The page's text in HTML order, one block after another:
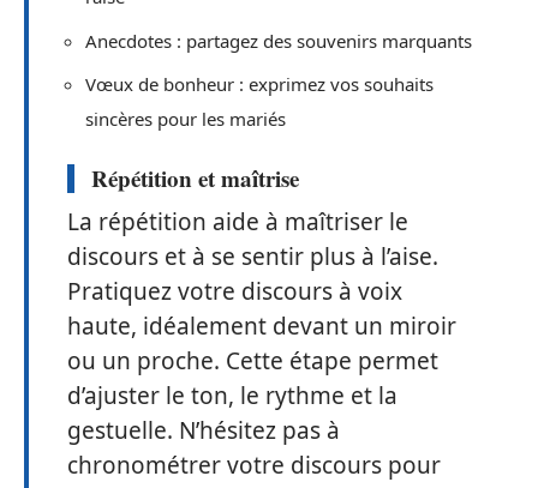
Anecdotes : partagez des souvenirs marquants
Vœux de bonheur : exprimez vos souhaits
sincères pour les mariés
Répétition et maîtrise
La répétition aide à maîtriser le
discours et à se sentir plus à l’aise.
Pratiquez votre discours à voix
haute, idéalement devant un miroir
ou un proche. Cette étape permet
d’ajuster le ton, le rythme et la
gestuelle. N’hésitez pas à
chronométrer votre discours pour